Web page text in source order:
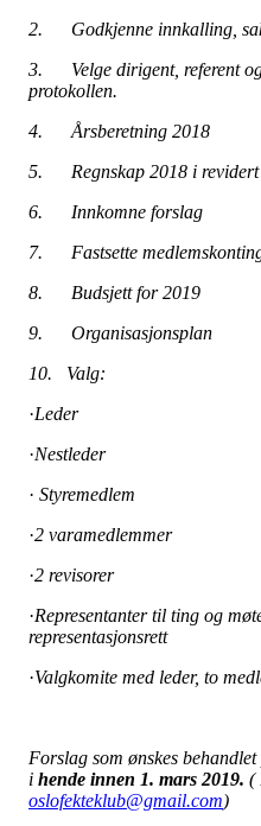
2. Godkjenne innkalling,
3. Velge dirigent, referent
protokollen.
4. Årsberetning 2018
5. Regnskap 2018 i revidert
6. Innkomne forslag
7. Fastsette
8. Budsjett for 2019
9. Organisasjonsplan
10. Valg:
·Leder
·Nestleder
· Styremedlem
·2 varamedlemmer
·2 revisorer
·Representanter til ting og
representasjonsrett
·Valgkomite med leder, to
Forslag som ønskes
i hende innen 1. mars 2019. (
oslofekteklub@gmail.com)